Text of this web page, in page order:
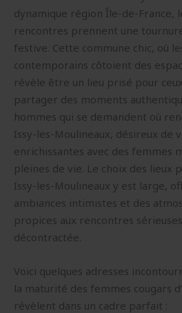
dynamique région Île-de-France,
rencontres prennent une
festive. Cette commune chic, où
contemporains côtoient des
révèle être un lieu prisé pour
partager des moments
hommes qui se demandent où
Issy-les-Moulineaux, désireux de
enrichissantes avec des femmes
pleines de vie. Le choix des lieux
Issy-les-Moulineaux y est large,
ambiances intimistes et des
propices aux rencontres
décontractée.
Voici quelques adresses
la maturité des femmes cougars
révèlent dans un cadre parfait :